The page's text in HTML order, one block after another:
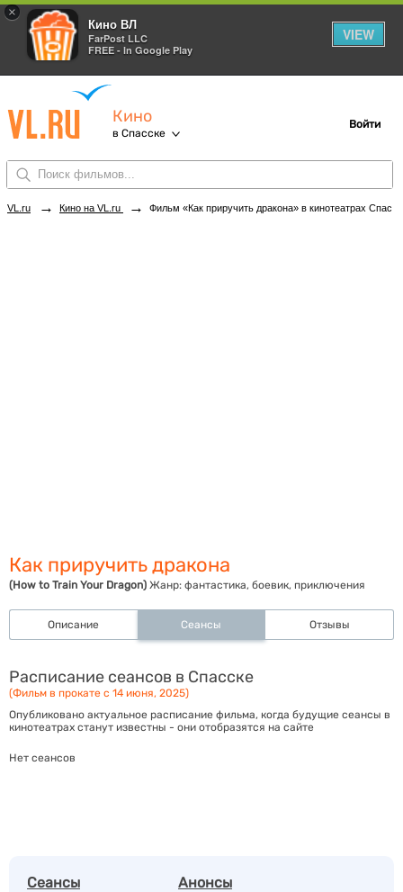
×
Кино ВЛ
FarPost LLC
FREE - In Google Play
VIEW
Кино
в Спасске
Войти
VL.ru → Кино на VL.ru → Фильм «Как приручить дракона» в кинотеатрах Спасска. Купить билеты!
Как приручить дракона
(How to Train Your Dragon) Жанр: фантастика, боевик, приключения
Описание Сеансы Отзывы
Расписание сеансов в Спасске
(Фильм в прокате с 14 июня, 2025)
Опубликовано актуальное расписание фильма, когда будущие сеансы в
кинотеатрах станут известны - они отобразятся на сайте
Нет сеансов
Сеансы Анонсы